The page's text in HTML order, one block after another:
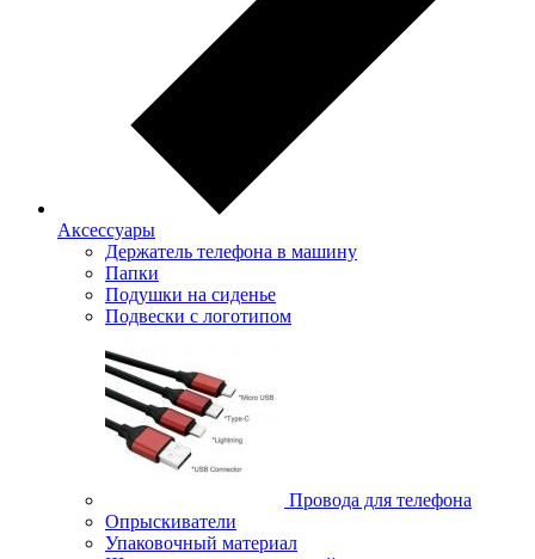
Аксессуары
Держатель телефона в машину
Папки
Подушки на сиденье
Подвески с логотипом
Провода для телефона
Опрыскиватели
Упаковочный материал